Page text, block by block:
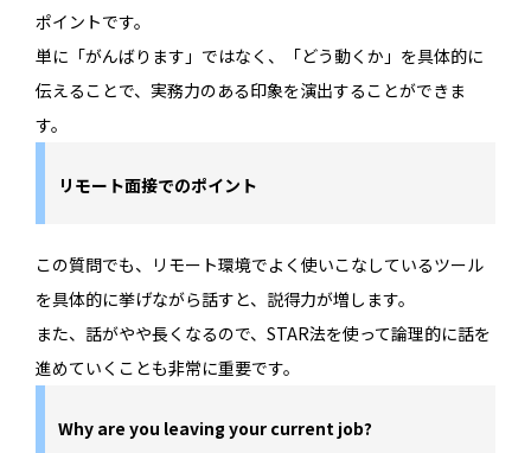
ポイントです。
単に「がんばります」ではなく、「どう動くか」を具体的に
伝えることで、実務力のある印象を演出することができま
す。
リモート面接でのポイント
この質問でも、リモート環境でよく使いこなしているツール
を具体的に挙げながら話すと、説得力が増します。
また、話がやや長くなるので、STAR法を使って論理的に話を
進めていくことも非常に重要です。
Why are you leaving your current job?